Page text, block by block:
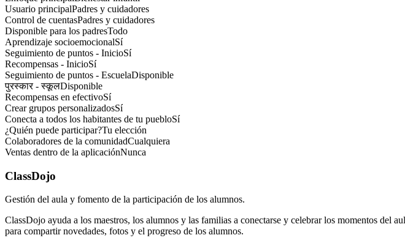
Usuario principalPadres y cuidadores
Control de cuentasPadres y cuidadores
Disponible para los padresTodo
Aprendizaje socioemocionalSí
Seguimiento de puntos - InicioSí
Recompensas - InicioSí
Seguimiento de puntos - EscuelaDisponible
पुरस्कार - स्कूलDisponible
Recompensas en efectivoSí
Crear grupos personalizadosSí
Conecta a todos los habitantes de tu puebloSí
¿Quién puede participar?Tu elección
Colaboradores de la comunidadCualquiera
Ventas dentro de la aplicaciónNunca
ClassDojo
Gestión del aula y fomento de la participación de los alumnos.
ClassDojo ayuda a los maestros, los alumnos y las familias a conectarse y celebrar los momentos del
para compartir novedades, fotos y el progreso de los alumnos.